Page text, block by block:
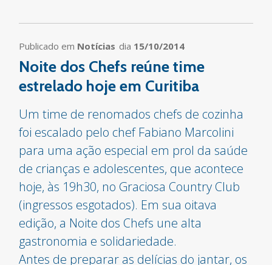
Publicado em Notícias dia 15/10/2014
Noite dos Chefs reúne time
estrelado hoje em Curitiba
Um time de renomados chefs de cozinha
foi escalado pelo chef Fabiano Marcolini
para uma ação especial em prol da saúde
de crianças e adolescentes, que acontece
hoje, às 19h30, no Graciosa Country Club
(ingressos esgotados). Em sua oitava
edição, a Noite dos Chefs une alta
gastronomia e solidariedade.
Antes de preparar as delícias do jantar, os